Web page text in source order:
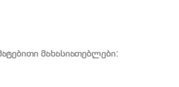
მახასიათებლები: